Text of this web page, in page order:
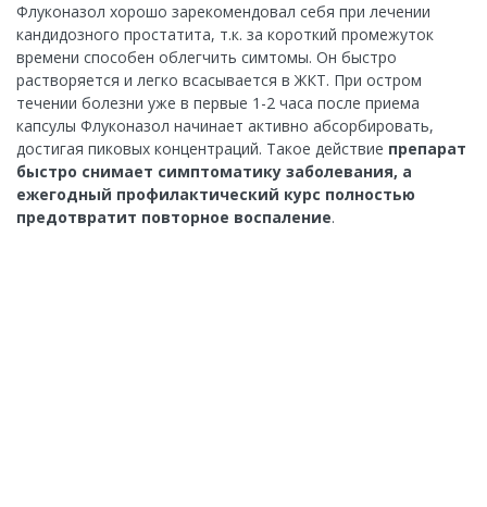
Флуконазол хорошо зарекомендовал себя при лечении
кандидозного простатита, т.к. за короткий промежуток
времени способен облегчить симтомы. Он быстро
растворяется и легко всасывается в ЖКТ. При остром
течении болезни уже в первые 1-2 часа после приема
капсулы Флуконазол начинает активно абсорбировать,
достигая пиковых концентраций. Такое действие препарат
быстро снимает симптоматику заболевания, а
ежегодный профилактический курс полностью
предотвратит повторное воспаление.